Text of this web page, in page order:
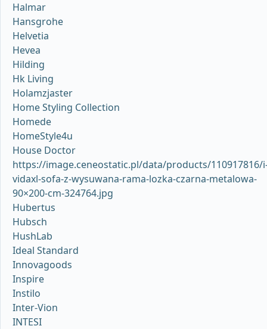
Halmar
Hansgrohe
Helvetia
Hevea
Hilding
Hk Living
Holamzjaster
Home Styling Collection
Homede
HomeStyle4u
House Doctor
https://image.ceneostatic.pl/data/products/110917816/
vidaxl-sofa-z-wysuwana-rama-lozka-czarna-metalowa-
90×200-cm-324764.jpg
Hubertus
Hubsch
HushLab
Ideal Standard
Innovagoods
Inspire
Instilo
Inter-Vion
INTESI